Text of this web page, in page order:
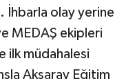
İhbarla olay yerine
MEDAŞ ekipleri
ilk müdahalesi
Aksaray Eğitim